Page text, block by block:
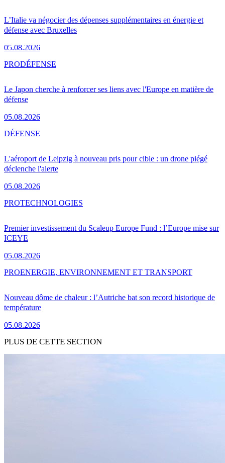
L’Italie va négocier des dépenses supplémentaires en énergie et
défense avec Bruxelles
05.08.2026
Le Japon cherche à renforcer ses liens avec l'Europe en matière de
défense
05.08.2026
PRODÉFENSE
L'aéroport de Leipzig à nouveau pris pour cible : un drone piégé
déclenche l'alerte
05.08.2026
DÉFENSE
Premier investissement du Scaleup Europe Fund : l’Europe mise sur
ICEYE
05.08.2026
PROTECHNOLOGIES
Nouveau dôme de chaleur : l’Autriche bat son record historique de
température
05.08.2026
PROENERGIE, ENVIRONNEMENT ET TRANSPORT
PLUS DE CETTE SECTION